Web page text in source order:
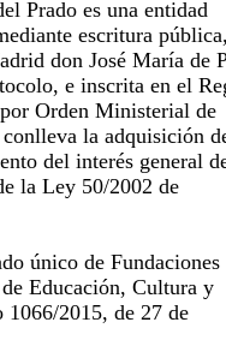
Prado es una entidad
escritura
don José María de
e inscrita en el
Orden Ministerial de
la adquisición
del interés general
la Ley 50/2002 de
único de Fundaciones
Educación, Cultura y
2015, de 27 de